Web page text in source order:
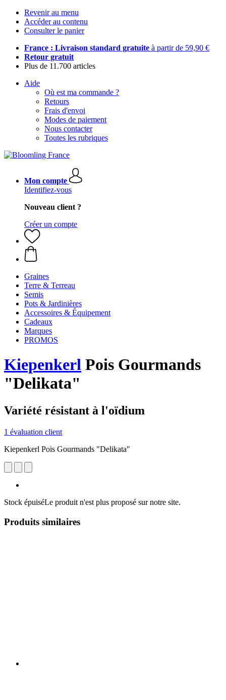
Revenir au menu
Accéder au contenu
Consulter le panier
France : Livraison standard gratuite à partir de 59,90 €
Retour gratuit
Plus de 11.700 articles
Aide
Où est ma commande ?
Retours
Frais d'envoi
Modes de paiement
Nous contacter
Toutes les rubriques
Mon compte
Identifiez-vous
Nouveau client ?
Créer un compte
Graines
Terre & Terreau
Semis
Pots & Jardinières
Accessoires & Équipement
Cadeaux
Marques
PROMOS
Kiepenkerl Pois Gourmands
"Delikata"
Variété résistant à l'oïdium
1 évaluation client
Kiepenkerl Pois Gourmands "Delikata"
Stock épuiséLe produit n'est plus proposé sur notre site.
Produits similaires